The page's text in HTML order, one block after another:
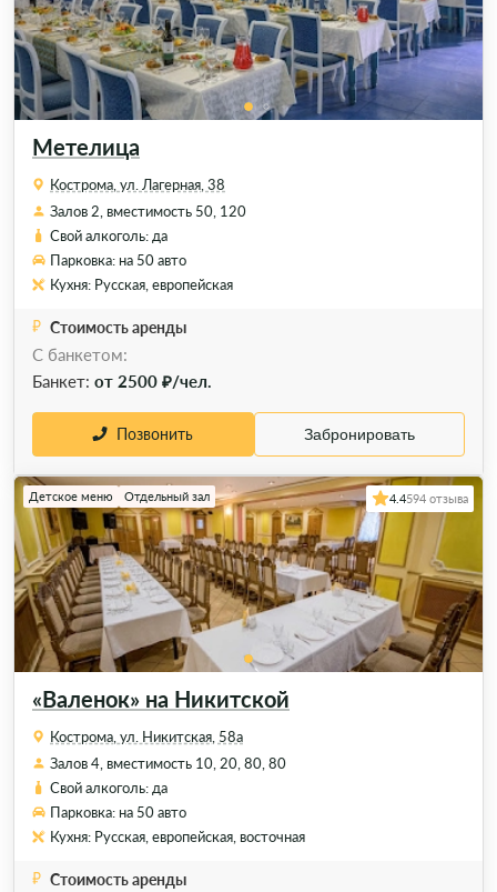
Метелица
Кострома, ул. Лагерная, 38
Залов 2, вместимость 50, 120
Свой алкоголь: да
Парковка: на 50 авто
Кухня: Русская, европейская
Стоимость аренды
С банкетом:
Банкет: от 2500 ₽/чел.
Позвонить Забронировать
«Валенок» на Никитской
Детское меню Отдельный зал 4.4594 отзыва
Кострома, ул. Никитская, 58а
Залов 4, вместимость 10, 20, 80, 80
Свой алкоголь: да
Парковка: на 50 авто
Кухня: Русская, европейская, восточная
Стоимость аренды